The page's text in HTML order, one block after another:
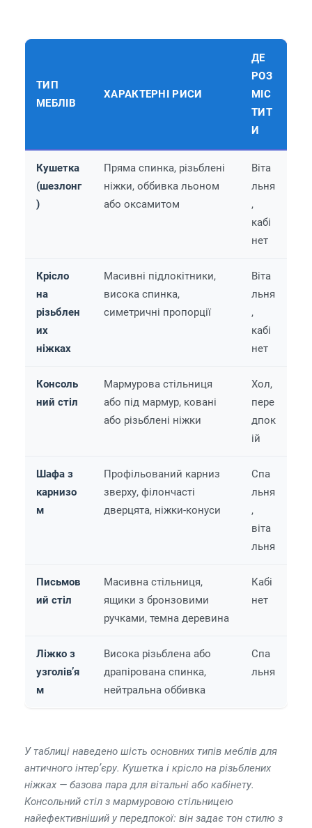
ТИП
МЕБЛІВ
ХАРАКТЕРНІ РИСИ
ДЕ
РОЗ
МІС
ТИТ
И
Кушетка
(шезлонг
)
Пряма спинка, різьблені
ніжки, оббивка льоном
або оксамитом
Віта
льня
,
кабі
нет
Крісло
на
різьблен
их
ніжках
Масивні підлокітники,
висока спинка,
симетричні пропорції
Віта
льня
,
кабі
нет
Консоль
ний стіл
Мармурова стільниця
або під мармур, ковані
або різьблені ніжки
Хол,
пере
дпок
ій
Шафа з
карнизо
м
Профільований карниз
зверху, філончасті
дверцята, ніжки-конуси
Спа
льня
,
віта
льня
Письмов
ий стіл
Масивна стільниця,
ящики з бронзовими
ручками, темна деревина
Кабі
нет
Ліжко з
узголів’я
м
Висока різьблена або
драпірована спинка,
нейтральна оббивка
Спа
льня
У таблиці наведено шість основних типів меблів для
античного інтер’єру. Кушетка і крісло на різьблених
ніжках — базова пара для вітальні або кабінету.
Консольний стіл з мармуровою стільницею
найефективніший у передпокої: він задає тон стилю з